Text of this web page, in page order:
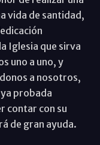
vida de santidad,
Iglesia que sirva
uno a uno, y
a nosotros,
probada
contar con su
de gran ayuda.